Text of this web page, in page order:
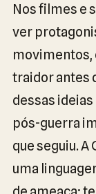
Nos filmes e
ver
movimentos,
traidor antes
dessas
pós-guerra
que seguiu. A
uma